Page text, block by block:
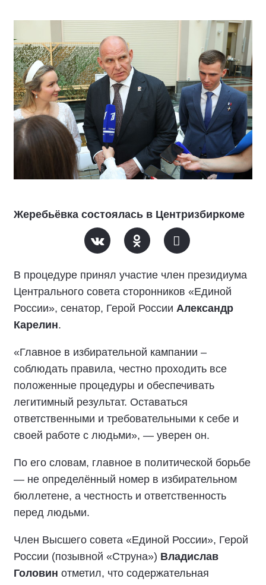
Жеребьёвка состоялась в Центризбиркоме
В процедуре принял участие член президиума
Центрального совета сторонников «Единой
России», сенатор, Герой России Александр
Карелин.
«Главное в избирательной кампании –
соблюдать правила, честно проходить все
положенные процедуры и обеспечивать
легитимный результат. Оставаться
ответственными и требовательными к себе и
своей работе с людьми», — уверен он.
По его словам, главное в политической борьбе
— не определённый номер в избирательном
бюллетене, а честность и ответственность
перед людьми.
Член Высшего совета «Единой России», Герой
России (позывной «Струна») Владислав
Головин отметил, что содержательная